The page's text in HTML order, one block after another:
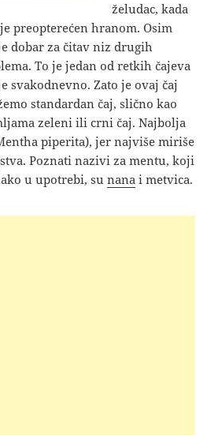
želudac, kada
preopterećen hranom. Osim
dobar za čitav niz drugih
To je jedan od retkih čajeva
svakodnevno. Zato je ovaj čaj
standardan čaj, slično kao
zeleni ili crni čaj. Najbolja
piperita), jer najviše miriše
Poznati nazivi za mentu, koji
u upotrebi, sunana i metvica.